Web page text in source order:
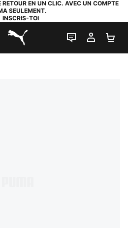
EN UN CLIC. AVEC UN COMPTE
SEULEMENT.
INSCRIS-TOI
PUMA.com
LIVE CHAT
MON